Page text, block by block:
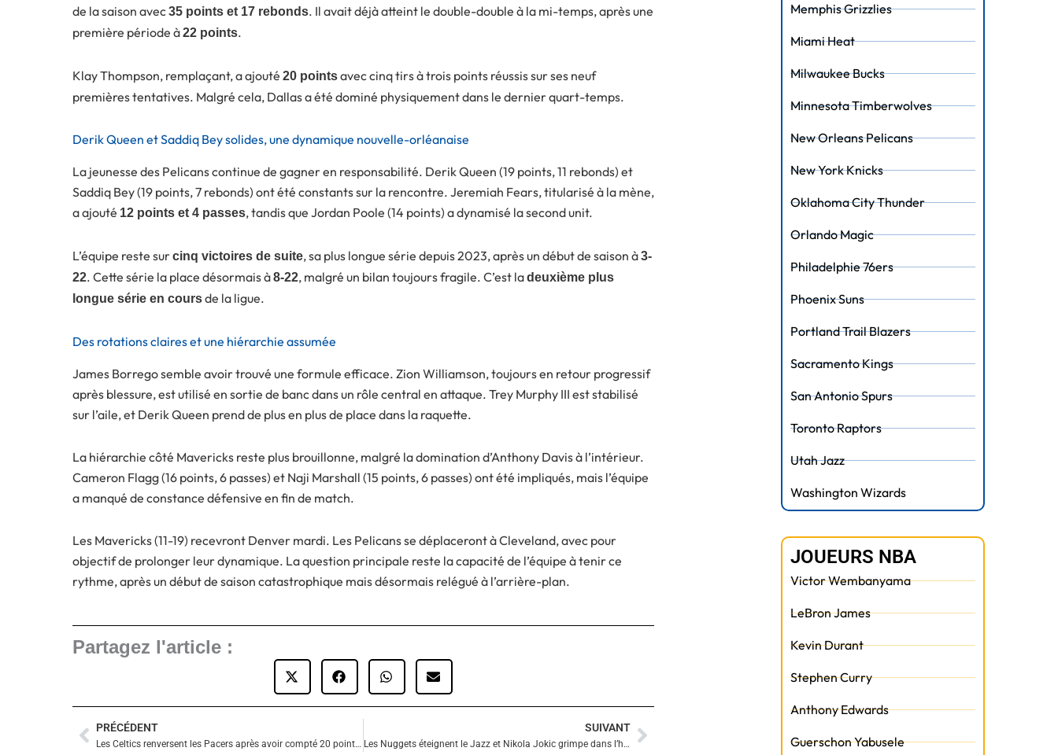
de la saison avec35 points et 17 rebonds. Il avait déjà atteint le double-double à la mi-temps, après une
première période à22 points.
Klay Thompson, remplaçant, a ajouté 20 pointsavec cinq tirs à trois points réussis sur ses neuf
premières tentatives. Malgré cela, Dallas a été dominé physiquement dans le dernier quart-temps.
Derik Queen et Saddiq Bey solides, une dynamique nouvelle-orléanaise
La jeunesse des Pelicans continue de gagner en responsabilité. Derik Queen (19 points, 11 rebonds) et
Saddiq Bey (19 points, 7 rebonds) ont été constants sur la rencontre. Jeremiah Fears, titularisé à la mène,
a ajouté 12 points et 4 passes, tandis que Jordan Poole (14 points) a dynamisé la second unit.
L’équipe reste surcinq victoires de suite, sa plus longue série depuis 2023, après un début de saison à3-
22. Cette série la place désormais à8-22, malgré un bilan toujours fragile. C’est ladeuxième plus
longue série en coursde la ligue.
Des rotations claires et une hiérarchie assumée
James Borrego semble avoir trouvé une formule efficace. Zion Williamson, toujours en retour progressif
après blessure, est utilisé en sortie de banc dans un rôle central en attaque. Trey Murphy III est stabilisé
sur l’aile, et Derik Queen prend de plus en plus de place dans la raquette.
La hiérarchie côté Mavericks reste plus brouillonne, malgré la domination d’Anthony Davis à l’intérieur.
Cameron Flagg (16 points, 6 passes) et Naji Marshall (15 points, 6 passes) ont été impliqués, mais l’équipe
a manqué de constance défensive en fin de match.
Les Mavericks (11-19) recevront Denver mardi. Les Pelicans se déplaceront à Cleveland, avec pour
objectif de prolonger leur dynamique. La question principale reste la capacité de l’équipe à tenir ce
rythme, après un début de saison catastrophique mais désormais relégué à l’arrière-plan.
Partagez l'article :
Précédent
PRÉCÉDENT
Les Celtics renversent les Pacers après avoir compté 20 points de retard
SUIVANT
Les Nuggets éteignent le Jazz et Nikola Jokic grimpe dans l’histoire Suivant
Memphis Grizzlies
Miami Heat
Milwaukee Bucks
Minnesota Timberwolves
New Orleans Pelicans
New York Knicks
Oklahoma City Thunder
Orlando Magic
Philadelphie 76ers
Phoenix Suns
Portland Trail Blazers
Sacramento Kings
San Antonio Spurs
Toronto Raptors
Utah Jazz
Washington Wizards
JOUEURS NBA
Victor Wembanyama
LeBron James
Kevin Durant
Stephen Curry
Anthony Edwards
Guerschon Yabusele